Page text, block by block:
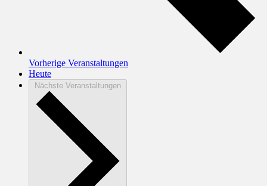
Vorherige Veranstaltungen
Heute
Nächste Veranstaltungen